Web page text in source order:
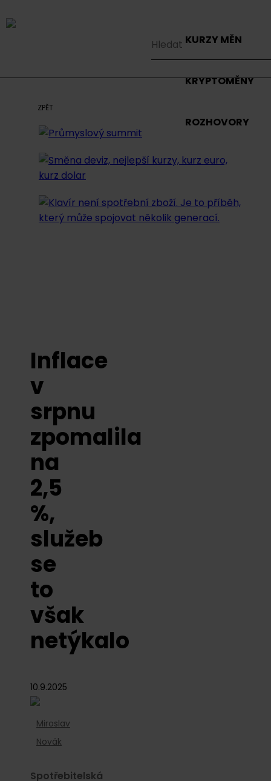
KURZY MĚN
KRYPTOMĚNY
ROZHOVORY
ZPĚT
Inflace
v
srpnu
zpomalila
na
2,5
%,
služeb
se
to
však
netýkalo
10.9.2025
Miroslav
Novák
Spotřebitelská